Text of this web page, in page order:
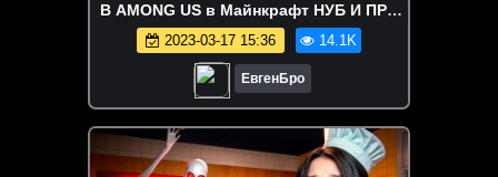
В AMONG US в Майнкрафт НУБ И ПРО
ВИДЕО ТРОЛЛИНГ MINECRAFT
2023-03-17 15:36 14.1K
ЕвгенБро